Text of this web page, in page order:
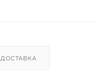
ДОСТАВКА